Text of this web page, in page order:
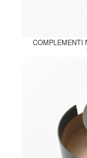
COMPLEMENTI